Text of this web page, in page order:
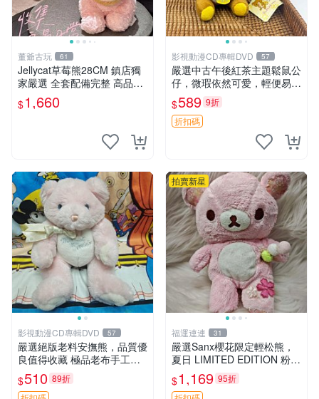
董爺古玩 61
Jellycat草莓熊28CM 鎮店獨
家嚴選 全套配備完整 高品質
收藏好物 紋章 玩具熊 定制熊
$1,660
影視動漫CD專輯DVD 57
嚴選中古午後紅茶主題鬆鼠公
仔，微瑕依然可愛，輕便易運
送 二手收藏推薦 工廠直營 快
遞到府 中古 玩偶 公仔
$589 9折
折扣碼
影視動漫CD專輯DVD 57
嚴選絕版老料安撫熊，品質優
良值得收藏 極品老布手工安
撫搖鈴玩具，適合哄睡寶貝
超柔老料搖鈴熊，專為孩子設
$510 89折
拍賣新星
福運連連 31
嚴選Sanx櫻花限定輕松熊，
夏日 LIMITED EDITION 粉色
毛絨熊，背有拉鏈設計，肚內
填充豆袋，精致工藝呈現，狀
$1,169 95折